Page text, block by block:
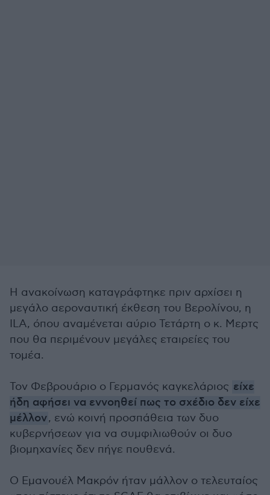
Η ανακοίνωση καταγράφτηκε πριν αρχίσει η
μεγάλο αεροναυτική έκθεση του Βερολίνου, η
ILA, όπου αναμένεται αύριο Τετάρτη ο κ. Μερτς
που θα περιμένουν μεγάλες εταιρείες του
τομέα.
Τον Φεβρουάριο ο Γερμανός καγκελάριος είχε
ήδη αφήσει να εννοηθεί πως το σχέδιο δεν είχε
μέλλον, ενώ κοινή προσπάθεια των δυο
κυβερνήσεων για να συμφιλιωθούν οι δυο
βιομηχανίες δεν πήγε πουθενά.
Ο Εμανουέλ Μακρόν ήταν μάλλον ο τελευταίος